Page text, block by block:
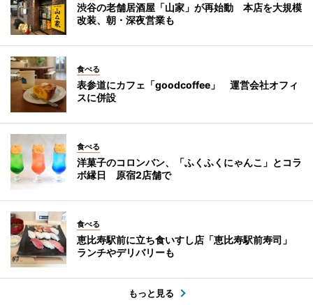
渋谷の老舗居酒屋「山家」が再始動 本店を大規模
改装、朝・深夜営業も
食べる
表参道にカフェ「goodcoffee」 運営会社オフィ
スに併設
食べる
洋菓子のコロンバン、「ふくふくにゃんこ」とコラ
ボ縁日 原宿2店舗で
食べる
恵比寿駅前に立ち食いすし店「恵比寿駅前寿司」
ランチやデリバリーも
もっと見る